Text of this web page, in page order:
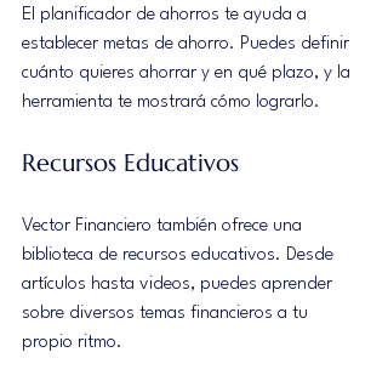
El planificador de ahorros te ayuda a
establecer metas de ahorro. Puedes definir
cuánto quieres ahorrar y en qué plazo, y la
herramienta te mostrará cómo lograrlo.
Recursos Educativos
Vector Financiero también ofrece una
biblioteca de recursos educativos. Desde
artículos hasta videos, puedes aprender
sobre diversos temas financieros a tu
propio ritmo.